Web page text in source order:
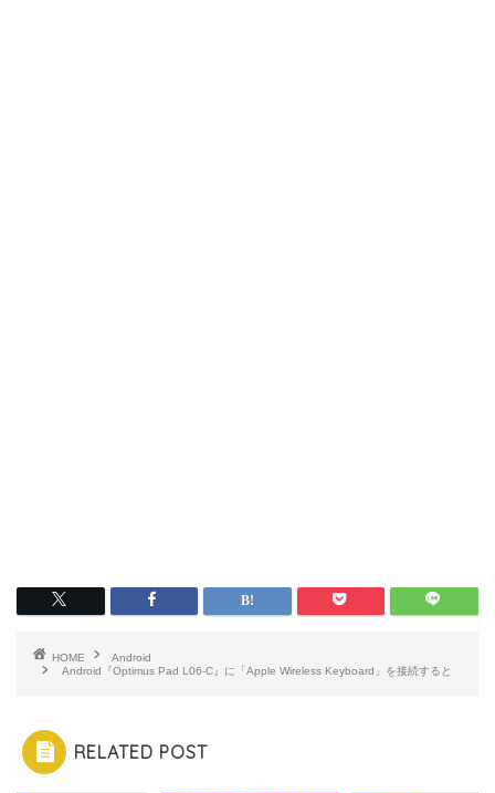
HOME
Android
Android『Optimus Pad L06-C』に「Apple Wireless Keyboard」を接続すると
RELATED POST